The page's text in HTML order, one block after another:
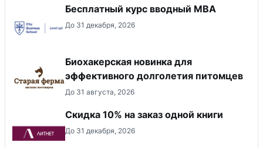
Бесплатный курс вводный МВА
До 31 декабря, 2026
Биохакерская новинка для
эффективного долголетия питомцев
До 31 августа, 2026
Скидка 10% на заказ одной книги
До 31 декабря, 2026